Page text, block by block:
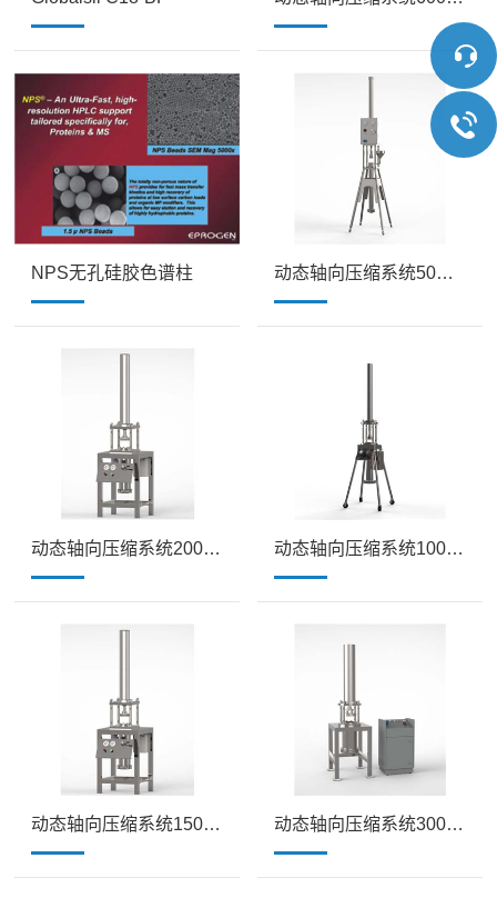
NPS无孔硅胶色谱柱 动态轴向压缩系统50mmDAC
动态轴向压缩系统200mmDAC 动态轴向压缩系统100mmDAC
动态轴向压缩系统150mmDAC 动态轴向压缩系统300mmDAC